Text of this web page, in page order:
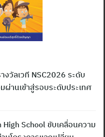
งวัลเวที NSC2026 ระดับ
านเข้าสู่รอบระดับประเทศ
School ขับเคลื่อนความ